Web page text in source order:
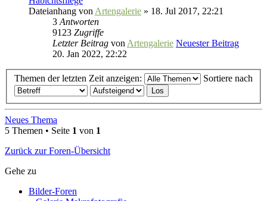
Dateianhang von Artengalerie » 18. Jul 2017, 22:21
3 Antworten
9123 Zugriffe
Letzter Beitrag von Artengalerie Neuester Beitrag
20. Jan 2022, 22:22
Themen der letzten Zeit anzeigen: Sortiere nach
Neues Thema
5 Themen • Seite 1 von 1
Zurück zur Foren-Übersicht
Gehe zu
Bilder-Foren